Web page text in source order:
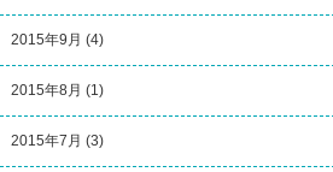
2015年9月 (4)
2015年8月 (1)
2015年7月 (3)